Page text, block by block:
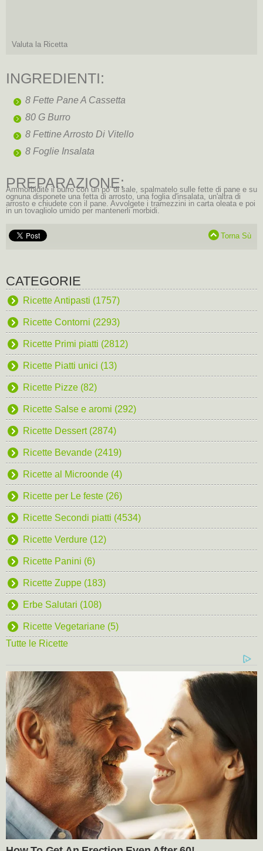
Valuta la Ricetta
INGREDIENTI:
8 Fette Pane A Cassetta
80 G Burro
8 Fettine Arrosto Di Vitello
8 Foglie Insalata
PREPARAZIONE:
Ammorbidite il burro con un po' di sale, spalmatelo sulle fette di pane e su
ognuna disponete una fetta di arrosto, una foglia d'insalata, un'altra di
arrosto e chiudete con il pane. Avvolgete i tramezzini in carta oleata e poi
in un tovagliolo umido per mantenerli morbidi.
Torna Sù
CATEGORIE
Ricette Antipasti (1757)
Ricette Contorni (2293)
Ricette Primi piatti (2812)
Ricette Piatti unici (13)
Ricette Pizze (82)
Ricette Salse e aromi (292)
Ricette Dessert (2874)
Ricette Bevande (2419)
Ricette al Microonde (4)
Ricette per Le feste (26)
Ricette Secondi piatti (4534)
Ricette Verdure (12)
Ricette Panini (6)
Ricette Zuppe (183)
Erbe Salutari (108)
Ricette Vegetariane (5)
Tutte le Ricette